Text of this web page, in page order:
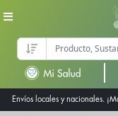
Envíos locales y nacionales.